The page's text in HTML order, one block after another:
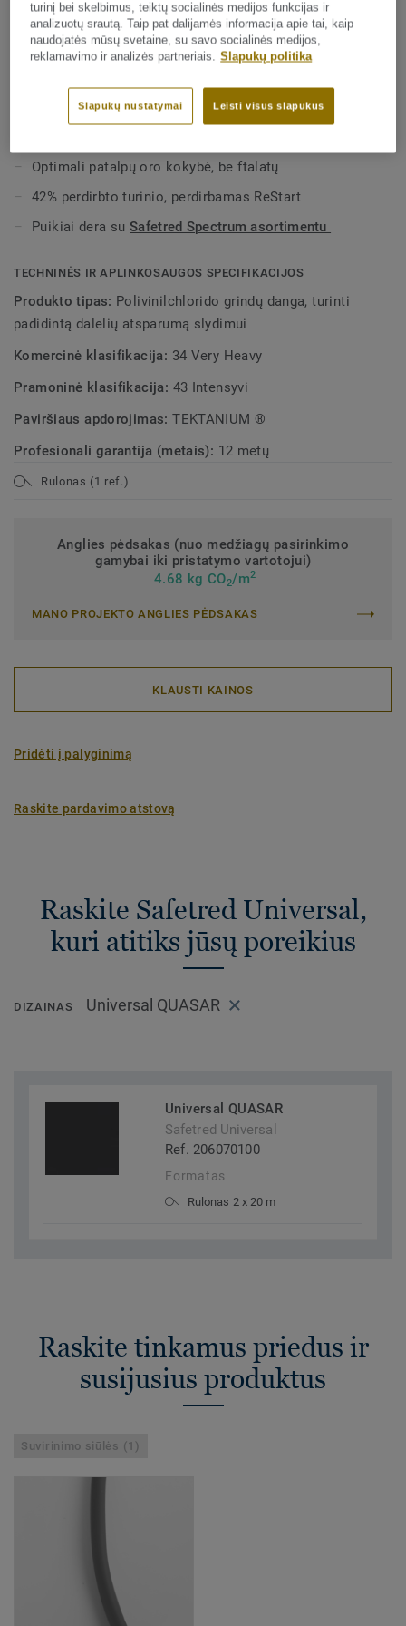
Matinė apdaila su nekryptiniu dizainu.
PAGRINDINĖS SAVYBĖS
Modernus margas raštas su matiniu paviršiumi
Tektanium: atsparumas dėmėmms
Optimali patalpų oro kokybė, be ftalatų
42% perdirbto turinio, perdirbamas ReStart
Puikiai dera suSafetred Spectrum asortimentu
TECHNINĖS IR APLINKOSAUGOS SPECIFIKACIJOS
Produkto tipas: Polivinilchlorido grindų danga, turinti
padidintą dalelių atsparumą slydimui
Komercinė klasifikacija: 34 Very Heavy
Pramoninė klasifikacija: 43 Intensyvi
Paviršiaus apdorojimas:TEKTANIUM ®
Profesionali garantija (metais): 12 metų
Rulonas (1 ref.)
Anglies pėdsakas (nuo medžiagų pasirinkimo
gamybai iki pristatymo vartotojui)
4.68 kg CO2/m2
MANO PROJEKTO ANGLIES PĖDSAKAS
KLAUSTI KAINOS
Pridėti į palyginimą
Raskite pardavimo atstovą
Raskite Safetred Universal,
kuri atitiks jūsų poreikius
DIZAINAS Universal QUASAR
Universal QUASAR
Safetred Universal
Ref. 206070100
Formatas
Rulonas 2 x 20 m
Raskite tinkamus priedus ir
susijusius produktus
Suvirinimo siūlės (1)
turinį bei skelbimus, teiktų socialinės medijos funkcijas ir
analizuotų srautą. Taip pat dalijamės informacija apie tai, kaip
naudojatės mūsų svetaine, su savo socialinės medijos,
reklamavimo ir analizės partneriais. Slapukų politika
Leisti visus slapukus
Slapukų nustatymai